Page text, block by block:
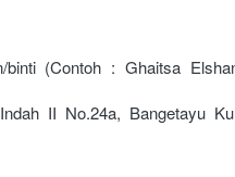
(Contoh : Ghaitsa
II No.24a, Bangetayu